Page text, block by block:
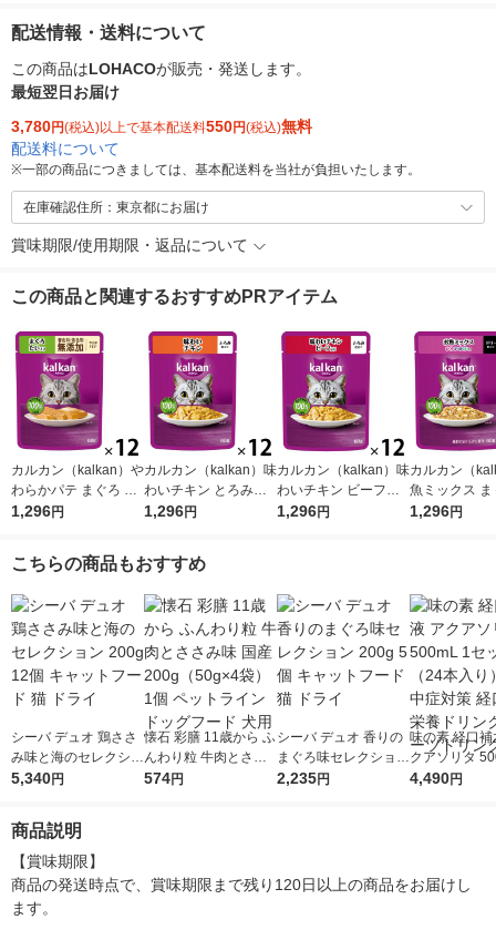
配送情報・送料について
この商品はLOHACOが販売・発送します。
最短翌日お届け
3,780円(税込)以上で基本配送料550円(税込)無料
配送料について
※一部の商品につきましては、基本配送料を当社が負担いたします。
在庫確認住所：東京都にお届け
賞味期限/使用期限・返品について
この商品と関連するおすすめPRアイテム
カルカン（kalkan）や
わらかパテ まぐろ た
い入り 着色料・発色
ト
1,296円
カルカン（kalkan）味
わいチキン とろみ仕
立て 60g 12袋 マース
1,296円
カルカン（kalkan）味
わいチキン ビーフ入
り とろみ仕立て 60g
1,296円
カルカン（
魚ミックス ま
かつお・たい
1,296円
こちらの商品もおすすめ
シーバ デュオ 鶏ささ
み味と海のセレクショ
ン 200g 12個 キャッ
5,340円
懐石 彩膳 11歳から ふ
んわり粒 牛肉とささ
み味 国産 200g（50g
574円
シーバ デュオ 香りの
まぐろ味セレクション
200g 5個 キャットフ
2,235円
味の素 経口補
クアソリタ
セット（24本
4,490円
商品説明
【賞味期限】
商品の発送時点で、賞味期限まで残り120日以上の商品をお届けし
ます。